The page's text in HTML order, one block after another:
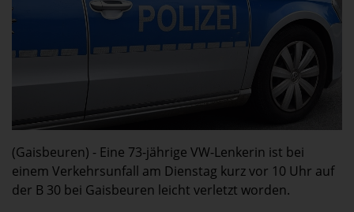
(Gaisbeuren) - Eine 73-jährige VW-Lenkerin ist bei
einem Verkehrsunfall am Dienstag kurz vor 10 Uhr auf
der B 30 bei Gaisbeuren leicht verletzt worden.